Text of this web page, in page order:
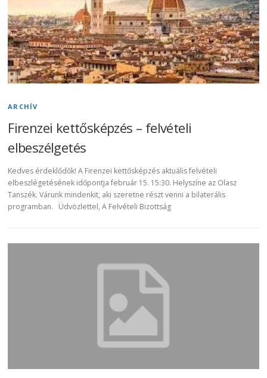
ARCHÍV
Firenzei kettősképzés – felvételi
elbeszélgetés
Kedves érdeklődők! A Firenzei kettősképzés aktuális felvételi
elbeszlégetésének időpontja február 15. 15:30. Helyszíne az Olasz
Tanszék. Várunk mindenkit, aki szeretne részt venni a bilaterális
programban. Üdvözlettel, A Felvételi Bizottság